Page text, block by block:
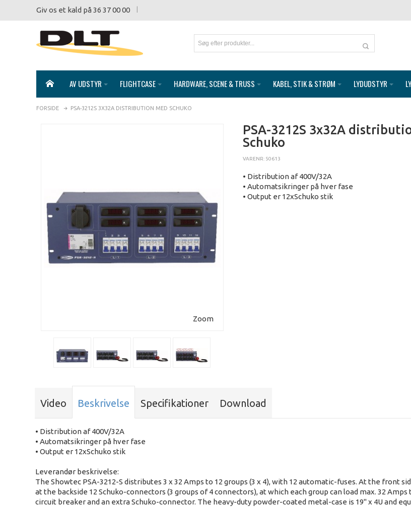
Giv os et kald på 36 37 00 00
AV UDSTYR FLIGHTCASE HARDWARE, SCENE & TRUSS KABEL, STIK & STRØM LYDUDSTYR
FORSIDE PSA-3212S 3X32A DISTRIBUTION MED SCHUKO
Zoom
PSA-3212S 3x32A
Schuko
VARENR: 50613
• Distribution af 400V/32A
• Automatsikringer på hver fase
• Output er 12xSchuko stik
Video Beskrivelse Specifikationer Download
• Distribution af 400V/32A
• Automatsikringer på hver fase
• Output er 12xSchuko stik
Leverandør beskrivelse:
The Showtec PSA-3212-S distributes 3 x 32 Amps to 12 groups (3 x 4), with 12 automatic-fuses. At the front
at the backside 12 Schuko-connectors (3 groups of 4 connectors), at which each group can load max. 32
circuit breaker and an extra Schuko-connector. The heavy-duty powder-coated metal-case is 19" x 4U and